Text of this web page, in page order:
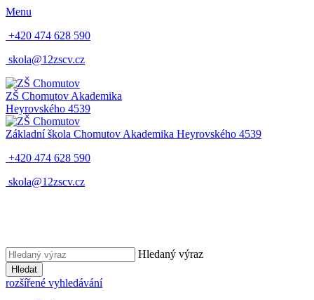
Menu
+420 474 628 590
skola@12zscv.cz
ZŠ Chomutov Akademika
Heyrovského 4539
Základní škola Chomutov Akademika Heyrovského 4539
+420 474 628 590
skola@12zscv.cz
Hledaný výraz
Hledat
rozšířené vyhledávání